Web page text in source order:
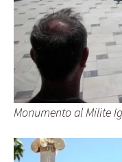
Monumento al Milite